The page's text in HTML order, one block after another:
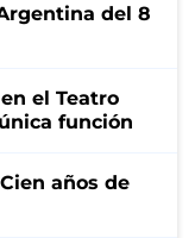
del 8
el Teatro
función
años de